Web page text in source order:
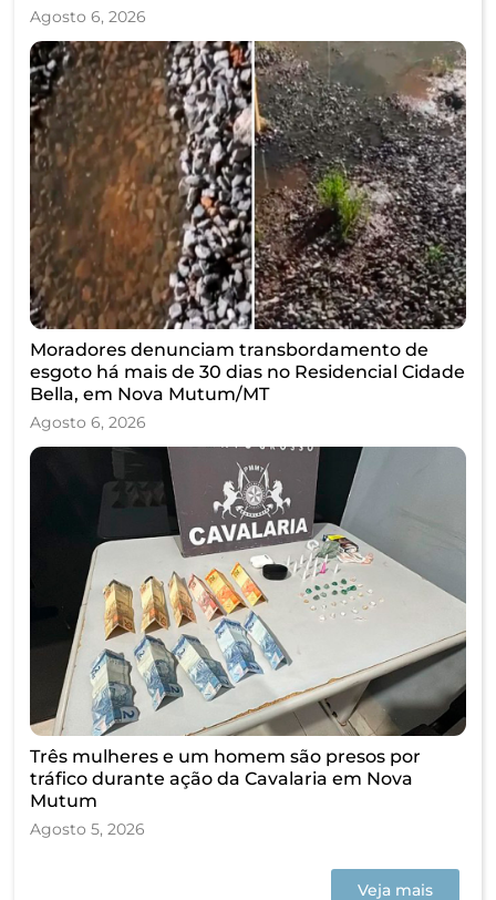
Agosto 6, 2026
Moradores denunciam transbordamento de
esgoto há mais de 30 dias no Residencial Cidade
Bella, em Nova Mutum/MT
Agosto 6, 2026
Três mulheres e um homem são presos por
tráfico durante ação da Cavalaria em Nova
Mutum
Agosto 5, 2026
Veja mais